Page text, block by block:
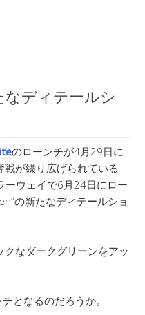
なディテールシ
のローンチが4月29日に
が繰り広げられている
ーウェイで6月24日にロー
の新たなディテールショ
なダークグリーンをアッ
となるのだろうか。